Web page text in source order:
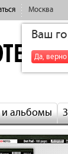
Москва
Ваш
Да, верно
и альбомы